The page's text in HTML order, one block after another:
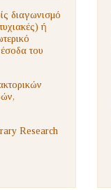
διαγωνισμό
ή
του
Research